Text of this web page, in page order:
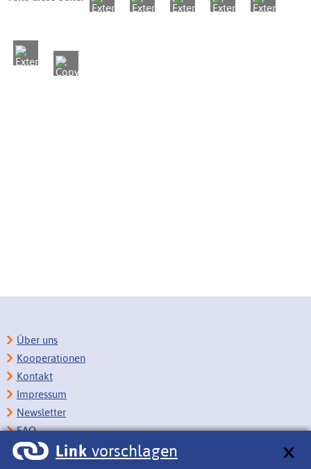
Link vorschlagen
Über uns
Kooperationen
Kontakt
Impressum
Newsletter
FAQ
Copyright